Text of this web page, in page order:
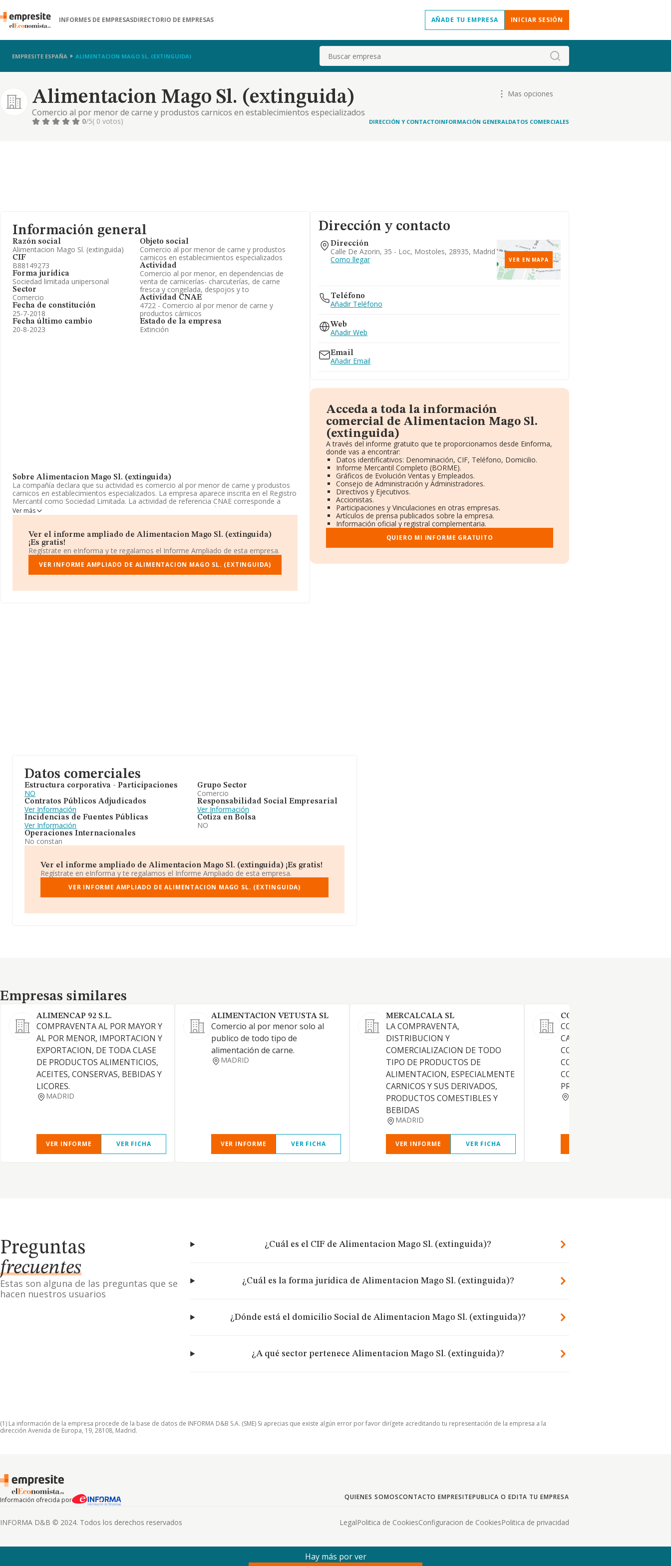
INFORMES DE EMPRESASDIRECTORIO DE EMPRESAS AÑADE TU EMPRESA INICIAR SESIÓN
EMPRESITE ESPAÑA ALIMENTACION MAGO SL. (EXTINGUIDA) Buscar
Alimentacion Mago Sl. (extinguida)
Comercio al por menor de carne y produstos carnicos en establecimientos especializados
Mas opciones
0/5( 0 votos) DIRECCIÓN Y CONTACTOINFORMACIÓN GENERALDATOS COMERCIALES
Información general
Razón social
Alimentacion Mago Sl. (extinguida)
CIF
B88149273
Forma jurídica
Sociedad limitada unipersonal
Sector
Comercio
Fecha de constitución
25-7-2018
Fecha último cambio
20-8-2023
Objeto social
Comercio al por menor de carne y produstos
carnicos en establecimientos especializados
Actividad
Comercio al por menor, en dependencias de
venta de carnicerías- charcuterías, de carne
fresca y congelada, despojos y to
Actividad CNAE
4722 - Comercio al por menor de carne y
productos cárnicos
Estado de la empresa
Extinción
Sobre Alimentacion Mago Sl. (extinguida)
La compañía declara que su actividad es comercio al por menor de carne y produstos
carnicos en establecimientos especializados. La empresa aparece inscrita en el Registro
Mercantil como Sociedad Limitada. La actividad de referencia CNAE corresponde a
'Comercio al por menor de carne y productos cárnicos en establecimientos
especializados', cuyo Código es 4722. La empresa no tiene actividad en mercados
La sociedadAlimentacion Mago S.L. (extinguida)
, CIF B88149273, está situada en
Calle De Azorin núm. 35 Loc, (28935), en el municipio de Mostoles, Madrid.
Con los datos a disposición de INFORMA sobre 6.000 empresas pertenecientes al
sector, a nivel nacional la facturación asciende a 8.389 millones de euros y la media
de la provincia (hablamos de Madrid), en la base de datos INFORMA constan 991
Ver más
Ver el informe ampliado de Alimentacion Mago Sl. (extinguida)
¡Es gratis!
Regístrate en eInforma y te regalamos el Informe Ampliado de esta empresa.
VER INFORME AMPLIADO DE ALIMENTACION MAGO SL. (EXTINGUIDA)
Dirección y contacto
Dirección
Calle De Azorin, 35 - Loc, Mostoles, 28935, Madrid
Como llegar
VER EN MAPA
Teléfono
Añadir Teléfono
Web
Añadir Web
Email
Añadir Email
Acceda a toda la información
comercial de Alimentacion Mago Sl.
(extinguida)
A través del informe gratuito que te proporcionamos desde Einforma,
donde vas a encontrar:
Datos identificativos: Denominación, CIF, Teléfono, Domicilio.
Informe Mercantil Completo (BORME).
Gráficos de Evolución Ventas y Empleados.
Consejo de Administración y Administradores.
Directivos y Ejecutivos.
Accionistas.
Participaciones y Vinculaciones en otras empresas.
Artículos de prensa publicados sobre la empresa.
Información oficial y registral complementaria.
QUIERO MI INFORME GRATUITO
Datos comerciales
Estructura corporativa - Participaciones
NO
Contratos Públicos Adjudicados
Ver Información
Incidencias de Fuentes Públicas
Ver Información
Operaciones Internacionales
No constan
Grupo Sector
Comercio
Responsabilidad Social Empresarial
Ver Información
Cotiza en Bolsa
NO
Ver el informe ampliado de Alimentacion Mago Sl. (extinguida) ¡Es gratis!
Regístrate en eInforma y te regalamos el Informe Ampliado de esta empresa.
VER INFORME AMPLIADO DE ALIMENTACION MAGO SL. (EXTINGUIDA)
Empresas similares
Empresas similares
ALIMENCAP 92 S.L.
COMPRAVENTA AL POR MAYOR Y
AL POR MENOR, IMPORTACION Y
EXPORTACION, DE TODA CLASE
DE PRODUCTOS ALIMENTICIOS,
ACEITES, CONSERVAS, BEBIDAS Y
LICORES.
MADRID
VER INFORME VER FICHA
ALIMENTACION VETUSTA SL
Comercio al por menor solo al
publico de todo tipo de
alimentación de carne.
MADRID
VER INFORME VER FICHA
MERCALCALA SL
LA COMPRAVENTA,
DISTRIBUCION Y
COMERCIALIZACION DE TODO
TIPO DE PRODUCTOS DE
ALIMENTACION, ESPECIALMENTE
CARNICOS Y SUS DERIVADOS,
PRODUCTOS COMESTIBLES Y
BEBIDAS
MADRID
VER INFORME VER FICHA
COMPA CARNE SL
COMERCIO AL POR MENOR
CARNES Y DESPOJOS,
CONGELADOS, EMBUTIDOS,
COMO DE HUEVOS, AVES,
CONEJOS DE GRANJA Y
PRODUCTOS SIMILARES.
Preguntas
frecuentes
Estas son alguna de las preguntas que se
hacen nuestros usuarios
¿Cuál es el CIF de Alimentacion Mago Sl. (extinguida)?
¿Cuál es la forma jurídica de Alimentacion Mago Sl. (extinguida)?
¿Dónde está el domicilio Social de Alimentacion Mago Sl. (extinguida)?
¿A qué sector pertenece Alimentacion Mago Sl. (extinguida)?
(1) La información de la empresa procede de la base de datos de INFORMA D&B S.A. (SME) Si aprecias que existe algún error por favor dirígete acreditando tu representación de la empresa a la
dirección Avenida de Europa, 19, 28108, Madrid.
Información ofrecida por QUIENES SOMOSCONTACTO EMPRESITEPUBLICA O EDITA TU EMPRESA
INFORMA D&B © 2024. Todos los derechos reservados LegalPolitica de CookiesConfiguracion de CookiesPolitica de privacidad
Hay más por ver